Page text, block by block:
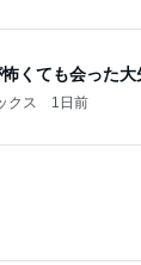
のマーボードー
クス 11時間前